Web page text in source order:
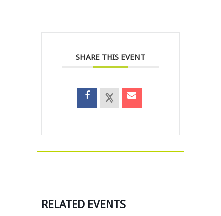
SHARE THIS EVENT
RELATED EVENTS